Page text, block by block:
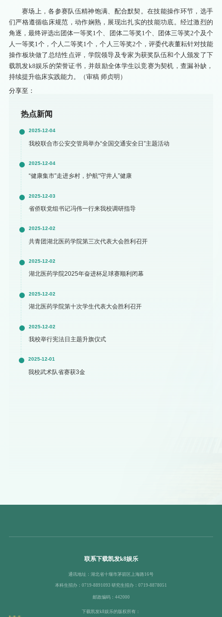
赛场上，各参赛队伍精神饱满、配合默契。在技能操作环节，选手
们严格遵循临床规范，动作娴熟，展现出扎实的技能功底。经过激烈的
角逐，最终评选出团体一等奖1个、团体二等奖1个、团体三等奖2个及个
人一等奖1个，个人二等奖1个，个人三等奖2个，评委代表董耘针对技能
操作板块做了总结性点评，学院领导及专家为获奖队伍和个人颁发了下
载凯发k8娱乐的荣誉证书，并鼓励全体学生以竞赛为契机，查漏补缺，
持续提升临床实践能力。（审稿 师贞明）
分享至：
热点新闻
2025-12-04
我校联合市公安交管局举办“全国交通安全日”主题活动
2025-12-04
“健康集市”走进乡村，护航“守井人”健康
2025-12-03
省侨联党组书记冯伟一行来我校调研指导
2025-12-02
共青团湖北医药学院第三次代表大会胜利召开
2025-12-02
湖北医药学院2025年奋进杯足球赛顺利闭幕
2025-12-02
湖北医药学院第十次学生代表大会胜利召开
2025-12-02
我校举行宪法日主题升旗仪式
2025-12-01
我校武术队省赛获3金
联系下载凯发k8娱乐
通讯地址：湖北省十堰市茅箭区上海路16号
本科生招办：0719-8891093 研究生招办：0719-8878051
邮政编码：442000
下载凯发k8娱乐的版权所有：